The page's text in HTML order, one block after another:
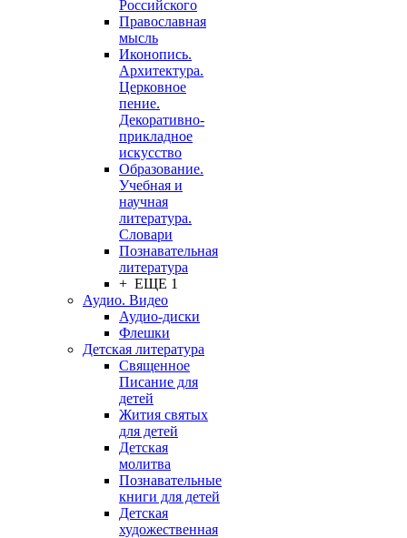
Российского
Православная
мысль
Иконопись.
Архитектура.
Церковное
пение.
Декоративно-
прикладное
искусство
Образование.
Учебная и
научная
литература.
Словари
Познавательная
литература
+ ЕЩЕ 1
Аудио. Видео
Аудио-диски
Флешки
Детская литература
Священное
Писание для
детей
Жития святых
для детей
Детская
молитва
Познавательные
книги для детей
Детская
художественная